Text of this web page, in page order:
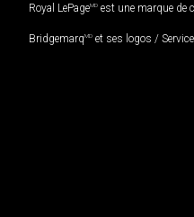
Royal LePageMD est une marque de
BridgemarqMD et ses logos /